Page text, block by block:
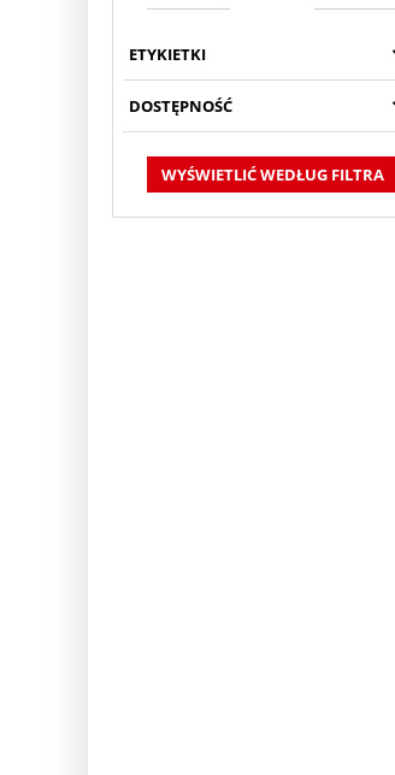
ETYKIETKI
DOSTĘPNOŚĆ
WYŚWIETLIĆ WEDŁUG FILTRA